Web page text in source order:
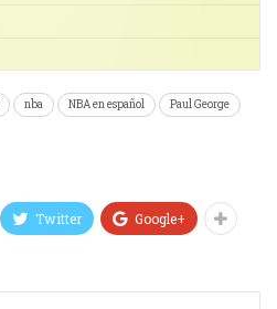
nba NBA en español
Paul George
Twitter Google+